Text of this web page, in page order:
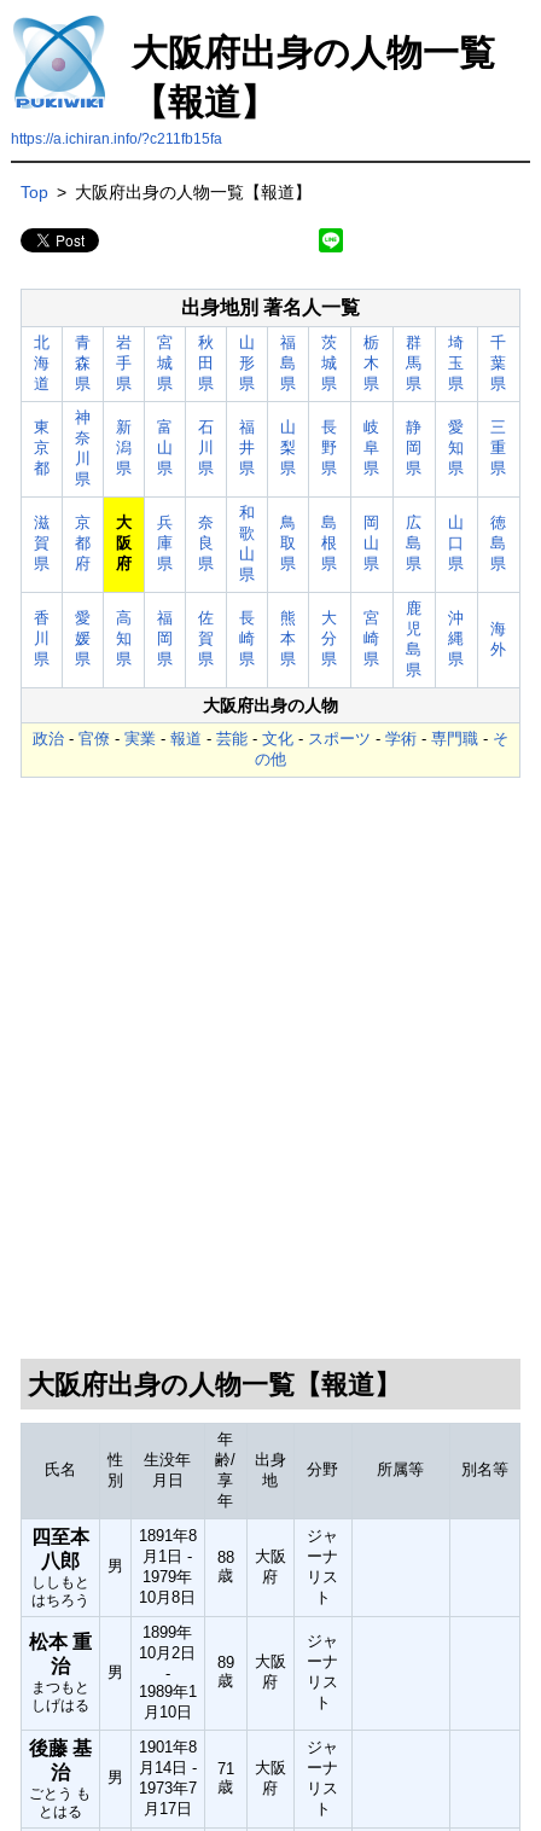
大阪府出身の人物一覧
【報道】
https://a.ichiran.info/?c211fb15fa
Top > 大阪府出身の人物一覧【報道】
出身地別 著名人一覧
北
海
道
青
森
県
岩
手
県
宮
城
県
秋
田
県
山
形
県
福
島
県
茨
城
県
栃
木
県
群
馬
県
埼
玉
県
千
葉
県
東
京
都
神
奈
川
県
新
潟
県
富
山
県
石
川
県
福
井
県
山
梨
県
長
野
県
岐
阜
県
静
岡
県
愛
知
県
三
重
県
滋
賀
県
京
都
府
大
阪
府
兵
庫
県
奈
良
県
和
歌
山
県
鳥
取
県
島
根
県
岡
山
県
広
島
県
山
口
県
徳
島
県
香
川
県
愛
媛
県
高
知
県
福
岡
県
佐
賀
県
長
崎
県
熊
本
県
大
分
県
宮
崎
県
鹿
児
島
県
沖
縄
県
海
外
大阪府出身の人物
政治- 官僚 - 実業- 報道 - 芸能- 文化- スポーツ - 学術- 専門職- そ
の他
大阪府出身の人物一覧【報道】
氏名
性
別
生没年
月日
年
齢/
享
年
出身
地
分野 所属等 別名等
四至本
八郎
ししもと
はちろう
男
1891年8
月1日 -
1979年
10月8日
88
歳
大阪
府
ジャ
ーナ
リス
ト
松本 重
治
まつもと
しげはる
男
1899年
10月2日
-
1989年1
月10日
89
歳
大阪
府
ジャ
ーナ
リス
ト
後藤 基
治
ごとう も
とはる
男
1901年8
月14日 -
1973年7
月17日
71
歳
大阪
府
ジャ
ーナ
リス
ト